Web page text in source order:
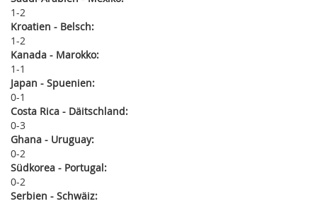
1 2
Kroatien - Belsch:
1 2
Kanada - Marokko:
1 1
Japan - Spuenien:
0 1
Costa Rica - Däitschland:
0 3
Ghana - Uruguay:
0 2
Südkorea - Portugal:
0 2
Serbien - Schwäiz: